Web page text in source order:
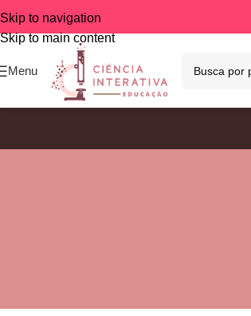
Skip to navigation
Skip to main content
Menu